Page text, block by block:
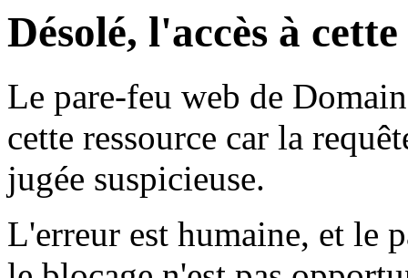
Désolé, l'accès à
Le pare-feu web de
cette ressource car la
jugée suspicieuse.
L'erreur est humaine, et le